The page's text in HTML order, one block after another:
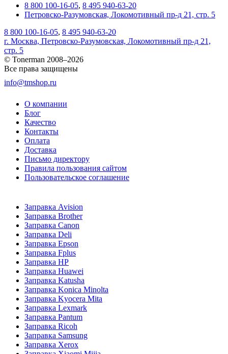
8 800 100-16-05, 8 495 940-63-20
Петровско-Разумовская, Локомотивный пр-д 21, стр. 5
8 800 100-16-05, 8 495 940-63-20
г. Москва, Петровско-Разумовская, Локомотивный пр-д 21,
стр. 5
© Tonerman 2008–2026
Все права защищены
info@tmshop.ru
О компании
Блог
Качество
Контакты
Оплата
Доставка
Письмо директору
Правила пользования сайтом
Пользовательское соглашение
Заправка Avision
Заправка Brother
Заправка Canon
Заправка Deli
Заправка Epson
Заправка Fplus
Заправка HP
Заправка Huawei
Заправка Katusha
Заправка Konica Minolta
Заправка Kyocera Mita
Заправка Lexmark
Заправка Pantum
Заправка Ricoh
Заправка Samsung
Заправка Xerox